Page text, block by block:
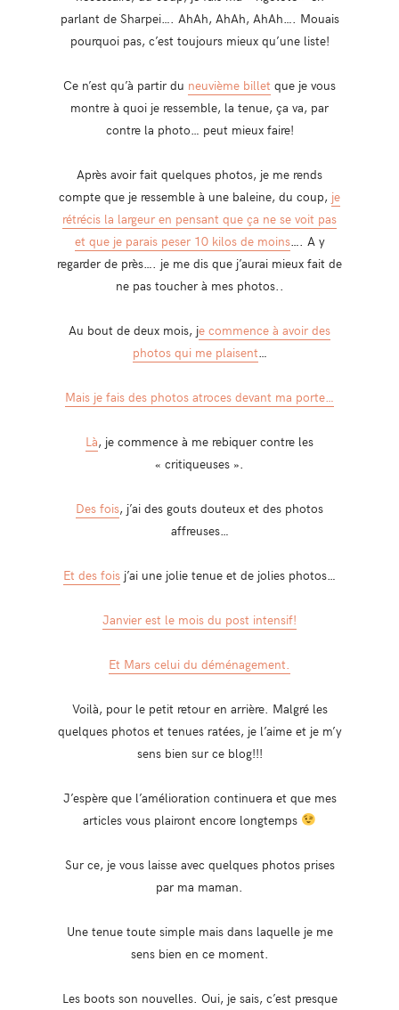
parlant de Sharpei…. AhAh, AhAh, AhAh…. Mouais
pourquoi pas, c’est toujours mieux qu’une liste!
Ce n’est qu’à partir du neuvième billet que je vous
montre à quoi je ressemble, la tenue, ça va, par
contre la photo… peut mieux faire!
Après avoir fait quelques photos, je me rends
compte que je ressemble à une baleine, du coup, je
rétrécis la largeur en pensant que ça ne se voit pas
et que je parais peser 10 kilos de moins…. A y
regarder de près…. je me dis que j’aurai mieux fait de
ne pas toucher à mes photos..
Au bout de deux mois, je commence à avoir des
photos qui me plaisent…
Mais je fais des photos atroces devant ma porte…
Là, je commence à me rebiquer contre les
« critiqueuses ».
Des fois, j’ai des gouts douteux et des photos
affreuses…
Et des fois j’ai une jolie tenue et de jolies photos…
Janvier est le mois du post intensif!
Et Mars celui du déménagement.
Voilà, pour le petit retour en arrière. Malgré les
quelques photos et tenues ratées, je l’aime et je m’y
sens bien sur ce blog!!!
J’espère que l’amélioration continuera et que mes
articles vous plairont encore longtemps
Sur ce, je vous laisse avec quelques photos prises
par ma maman.
Une tenue toute simple mais dans laquelle je me
sens bien en ce moment.
Les boots son nouvelles. Oui, je sais, c’est presque